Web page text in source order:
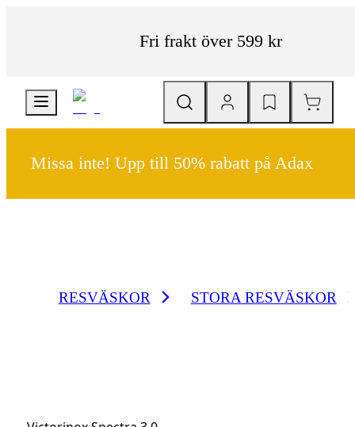
Fri frakt över 599 kr
Missa inte! Upp till 50% rabatt på Adax
RESVÄSKOR STORA RESVÄSKOR